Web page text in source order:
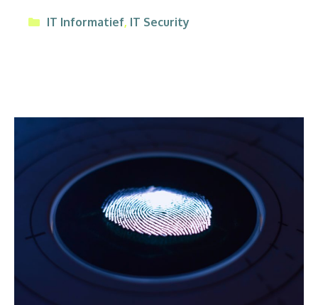
Categorieën
IT Informatief, IT Security